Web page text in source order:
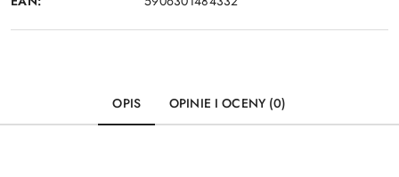
OPIS OPINIE I OCENY (0)